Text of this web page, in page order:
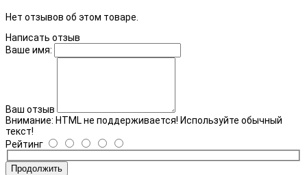
Нет отзывов об этом товаре.
Написать отзыв
Ваше имя:
Ваш отзыв
Внимание: HTML не поддерживается! Используйте обычный
текст!
Рейтинг
Продолжить